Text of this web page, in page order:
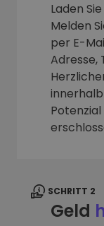
Laden
Melden
per E-
Adresse,
SCHRITT 2
Geld